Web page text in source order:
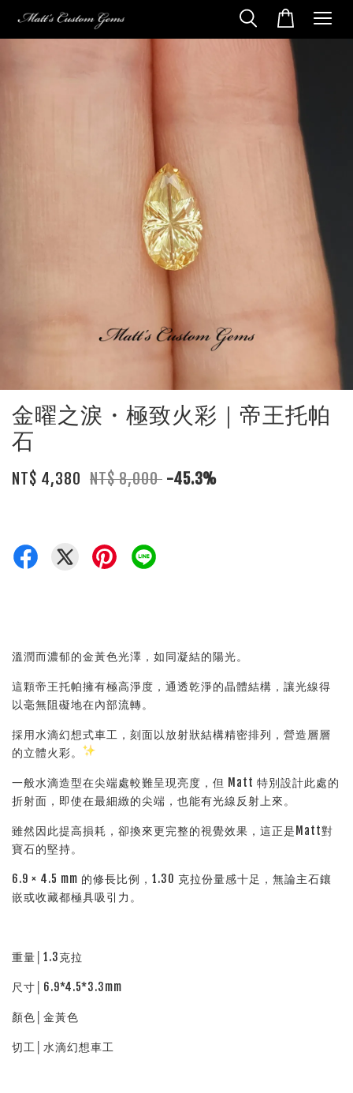
金曜之淚・極致火彩｜帝王托帕
石
NT$ 4,380 NT$ 8,000 -45.3%
溫潤而濃郁的金黃色光澤，如同凝結的陽光。
這顆帝王托帕擁有極高淨度，通透乾淨的晶體結構，讓光線得
以毫無阻礙地在內部流轉。
採用水滴幻想式車工，刻面以放射狀結構精密排列，營造層層
的立體火彩。
一般水滴造型在尖端處較難呈現亮度，但 Matt 特別設計此處的
折射面，即使在最細緻的尖端，也能有光線反射上來。
雖然因此提高損耗，卻換來更完整的視覺效果，這正是Matt對
寶石的堅持。
6.9 × 4.5 mm 的修長比例，1.30 克拉份量感十足，無論主石鑲
嵌或收藏都極具吸引力。
重量│1.3克拉
尺寸│6.9*4.5*3.3mm
顏色│金黃色
切工│水滴幻想車工